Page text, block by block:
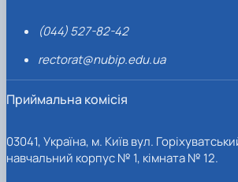
(044) 527-82-42
rectorat@nubip.edu.ua
Приймальна комісія
03041, Україна, м. Київ вул.
навчальний корпус № 1, кімната № 12.